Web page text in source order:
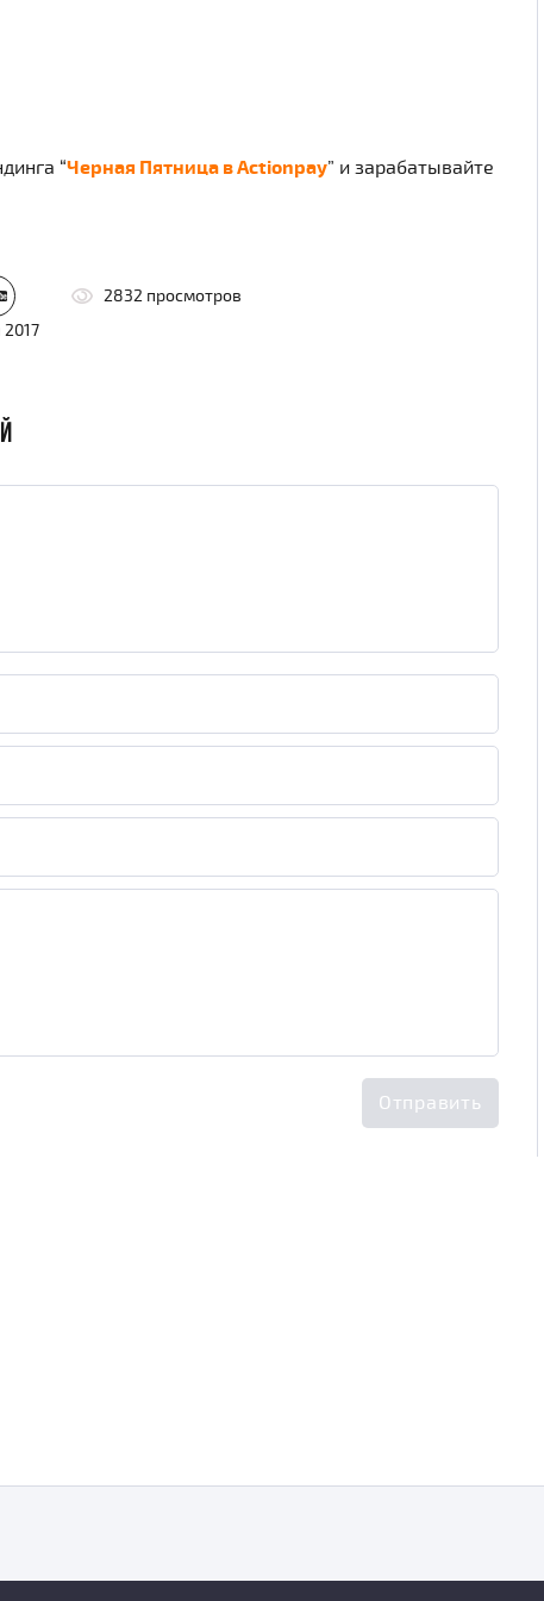
“Черная Пятница в Actionpay” и зарабатывайте
yt
2832 просмотров